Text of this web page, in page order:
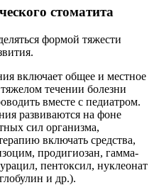
стоматита
формой тяжести
включает общее и местное
течении болезни
вместе с педиатром.
развиваются на фоне
сил организма,
включать средства,
продигиозан, гамма-
пентоксил, нуклеонат
и др.).